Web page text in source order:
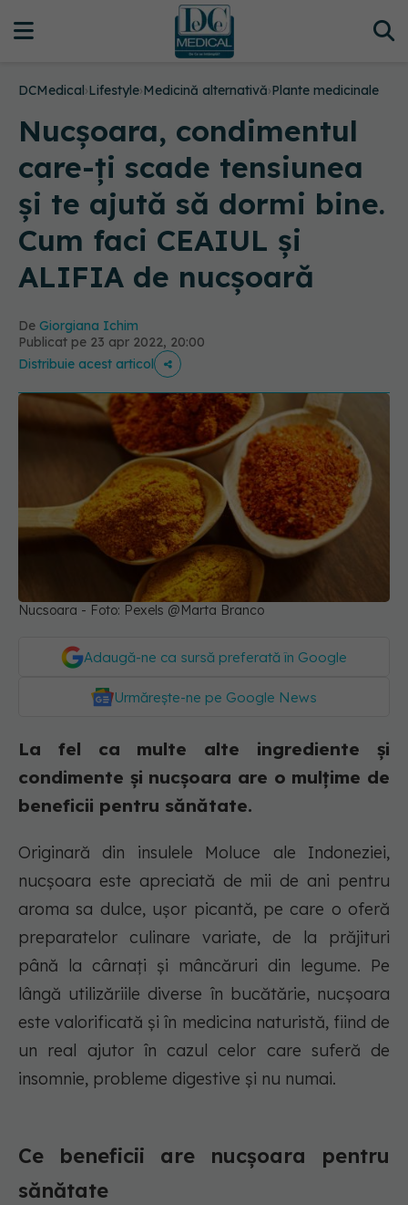
DCMedical›Lifestyle›Medicină alternativă›Plante medicinale
Nucșoara, condimentul
care-ți scade tensiunea
şi te ajută să dormi bine.
Cum faci CEAIUL și
ALIFIA de nucșoară
De Giorgiana Ichim
Publicat pe 23 apr 2022, 20:00
Distribuie acest articol
Nucsoara - Foto: Pexels @Marta Branco
Adaugă-ne ca sursă preferată în Google
Urmărește-ne pe Google News
La fel ca multe alte ingrediente și
condimente și nucșoara are o mulțime de
beneficii pentru sănătate.
Originară din insulele Moluce ale Indoneziei,
nucşoara este apreciată de mii de ani pentru
aroma sa dulce, uşor picantă, pe care o oferă
preparatelor culinare variate, de la prăjituri
până la cârnaţi şi mâncăruri din legume. Pe
lângă utilizăriile diverse în bucătărie, nucşoara
este valorificată şi în medicina naturistă, fiind de
un real ajutor în cazul celor care suferă de
insomnie, probleme digestive şi nu numai.
Ce beneficii are nucșoara pentru
sănătate